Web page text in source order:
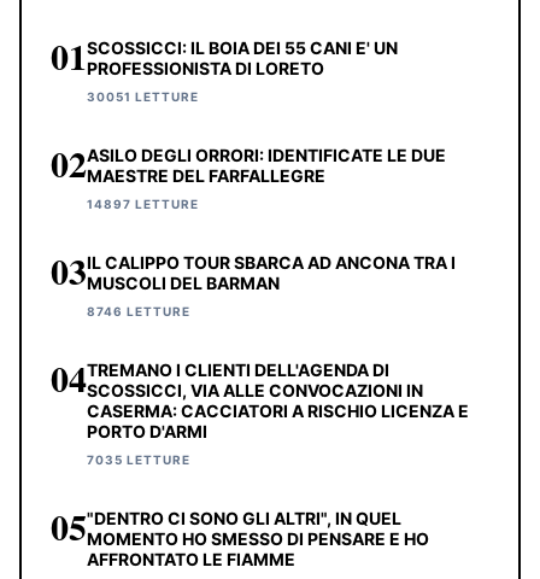
01SCOSSICCI: IL BOIA DEI 55 CANI E' UN
PROFESSIONISTA DI LORETO
30051 LETTURE
02ASILO DEGLI ORRORI: IDENTIFICATE LE DUE
MAESTRE DEL FARFALLEGRE
14897 LETTURE
03IL CALIPPO TOUR SBARCA AD ANCONA TRA I
MUSCOLI DEL BARMAN
8746 LETTURE
04TREMANO I CLIENTI DELL'AGENDA DI
SCOSSICCI, VIA ALLE CONVOCAZIONI IN
CASERMA: CACCIATORI A RISCHIO LICENZA E
PORTO D'ARMI
7035 LETTURE
05"DENTRO CI SONO GLI ALTRI", IN QUEL
MOMENTO HO SMESSO DI PENSARE E HO
AFFRONTATO LE FIAMME